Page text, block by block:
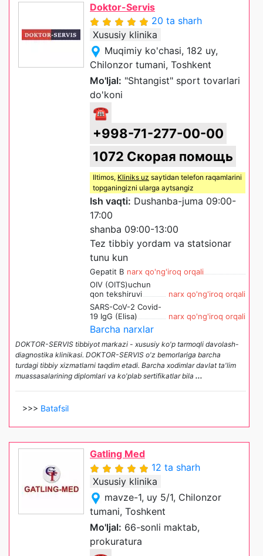
Doktor-Servis
20 ta sharh
Xususiy klinika
Muqimiy ko'chasi, 182 uy,
Chilonzor tumani, Toshkent
Mo'ljal: "Shtangist" sport tovarlari
do'koni
☎
+998-71-277-00-00
1072 Скорая помощь
Iltimos, Kliniks uz saytidan telefon raqamlarini
topganingizni ularga aytsangiz
Ish vaqti: Dushanba-juma 09:00-
17:00
shanba 09:00-13:00
Tez tibbiy yordam va statsionar
tunu kun
Gepatit B narx qo'ng'iroq orqali
OIV (OITS)uchun
qon tekshiruvi
narx qo'ng'iroq orqali
SARS-CoV-2 Covid-
19 IgG (Elisa)
narx qo'ng'iroq orqali
Barcha narxlar
DOKTOR-SERVIS tibbiyot markazi - xususiy ko'p tarmoqli davolash-
diagnostika klinikasi. DOKTOR-SERVIS o'z bemorlariga barcha
turdagi tibbiy xizmatlarni taqdim etadi. Barcha xodimlar davlat ta'lim
muassasalarining diplomlari va ko'plab sertifikatlar bila ...
>>> Batafsil
Gatling Med
12 ta sharh
Xususiy klinika
mavze-1, uy 5/1, Chilonzor
tumani, Toshkent
Mo'ljal: 66-sonli maktab,
prokuratura